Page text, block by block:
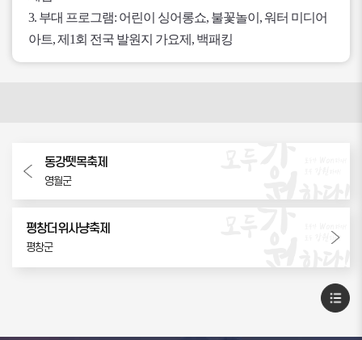
3. 부대 프로그램: 어린이 싱어롱쇼, 불꽃놀이, 워터 미디어
아트, 제1회 전국 발원지 가요제, 백패킹
동강뗏목축제
영월군
평창더위사냥축제
평창군